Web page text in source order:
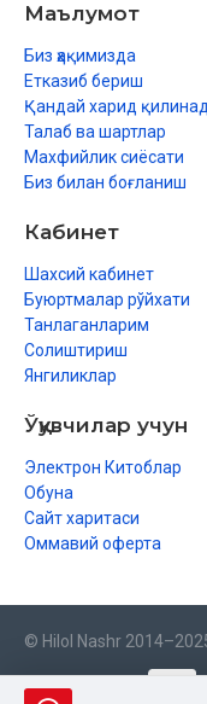
Yongʻin
Ulugʻ yoʻlovchiga
Yashayish
Yana qor
Yotoqdan
Qizarish
Ogʻriganda
Shu kunda
Qish kechalarida
Oʻtli suv
Sevgi va saltanat
Sendan yiroqda
Vijdon erki
Koʻklam qaygʻusi
Маълумот
Биз ҳақимизда
Етказиб бериш
Қандай харид
Талаб ва шартлар
Махфийлик сиёсати
Биз билан боғланиш
Кабинет
Шахсий кабинет
Буюртмалар рўйхати
Танлаганларим
Солиштириш
Янгиликлар
Ўқувчилар учун
Электрон Китоблар
Обуна
Сайт харитаси
Оммавий оферта
© Hilol Nashr